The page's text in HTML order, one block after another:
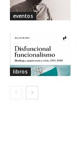
eventos
libros